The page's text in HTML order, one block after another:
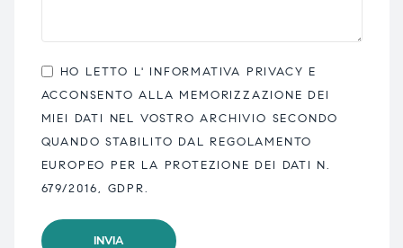
HO LETTO L' INFORMATIVA PRIVACY E
ACCONSENTO ALLA MEMORIZZAZIONE DEI
MIEI DATI NEL VOSTRO ARCHIVIO SECONDO
QUANDO STABILITO DAL REGOLAMENTO
EUROPEO PER LA PROTEZIONE DEI DATI N.
679/2016, GDPR.